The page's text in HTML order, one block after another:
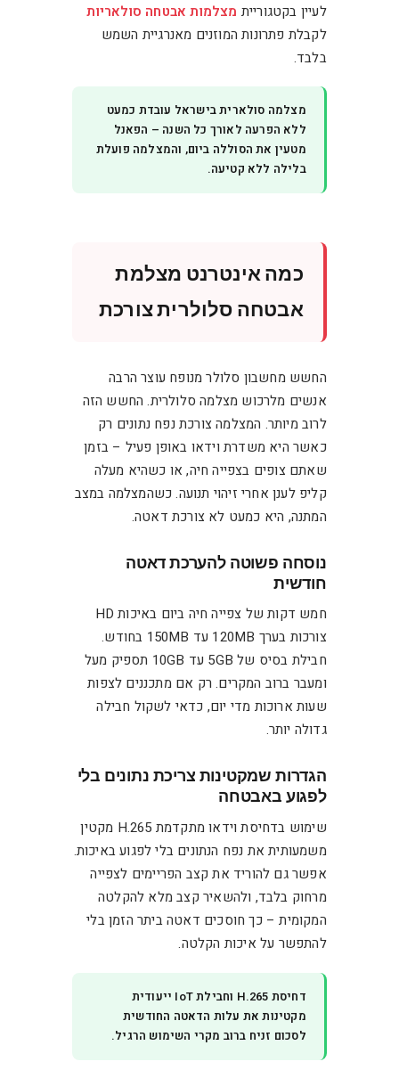
לעיין בקטגוריית מצלמות אבטחה סולאריות
לקבלת פתרונות המוזנים מאנרגיית השמש
בלבד.
מצלמה סולארית בישראל עובדת כמעט
ללא הפרעה לאורך כל השנה – הפאנל
מטעין את הסוללה ביום, והמצלמה פועלת
בלילה ללא קטיעה.
כמה אינטרנט מצלמת
אבטחה סלולרית צורכת
החשש מחשבון סלולר מנופח עוצר הרבה
אנשים מלרכוש מצלמה סלולרית. החשש הזה
לרוב מיותר. המצלמה צורכת נפח נתונים רק
כאשר היא משדרת וידאו באופן פעיל – בזמן
שאתם צופים בצפייה חיה, או כשהיא מעלה
קליפ לענן אחרי זיהוי תנועה. כשהמצלמה במצב
המתנה, היא כמעט לא צורכת דאטה.
נוסחה פשוטה להערכת דאטה
חודשית
חמש דקות של צפייה חיה ביום באיכות HD
צורכות בערך 120MB עד 150MB בחודש.
חבילת בסיס של 5GB עד 10GB תספיק מעל
ומעבר ברוב המקרים. רק אם מתכננים לצפות
שעות ארוכות מדי יום, כדאי לשקול חבילה
גדולה יותר.
הגדרות שמקטינות צריכת נתונים בלי
לפגוע באבטחה
שימוש בדחיסת וידאו מתקדמת H.265 מקטין
משמעותית את נפח הנתונים בלי לפגוע באיכות.
אפשר גם להוריד את קצב הפריימים לצפייה
מרחוק בלבד, ולהשאיר קצב מלא להקלטה
המקומית – כך חוסכים דאטה ביתר הזמן בלי
להתפשר על איכות הקלטה.
דחיסת H.265 וחבילת IoT ייעודית
מקטינות את עלות הדאטה החודשית
לסכום זניח ברוב מקרי השימוש הרגיל.